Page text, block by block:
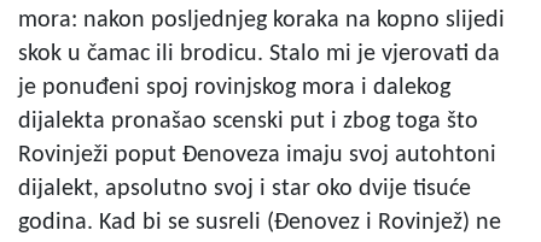
mora: nakon posljednjeg koraka na kopno slijedi
skok u čamac ili brodicu. Stalo mi je vjerovati da
je ponuđeni spoj rovinjskog mora i dalekog
dijalekta pronašao scenski put i zbog toga što
Rovinježi poput Đenoveza imaju svoj autohtoni
dijalekt, apsolutno svoj i star oko dvije tisuće
godina. Kad bi se susreli (Đenovez i Rovinjež) ne